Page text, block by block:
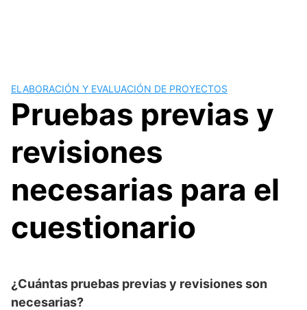
ELABORACIÓN Y EVALUACIÓN DE PROYECTOS
Pruebas previas y
revisiones
necesarias para el
cuestionario
¿Cuántas pruebas previas y revisiones son
necesarias?